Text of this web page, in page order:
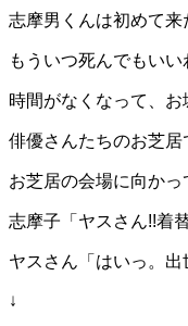
志摩男くんは初めて来
もういつ死んでもい
時間がなくなって、
俳優さんたちのお芝居
お芝居の会場に向か
志摩子「ヤスさん!!着
ヤスさん「はいっ。出
↓